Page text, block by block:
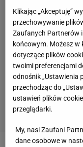
Klikając „Akceptuję”
przechowywanie
Zaufanych Partnerów
końcowym. Możesz w
dotyczące plików
twoimi preferencjami
odnośnik „Ustawienia
przechodząc do
ustawień plików
przeglądarki.
My, nasi Zaufani
dane osobowe w